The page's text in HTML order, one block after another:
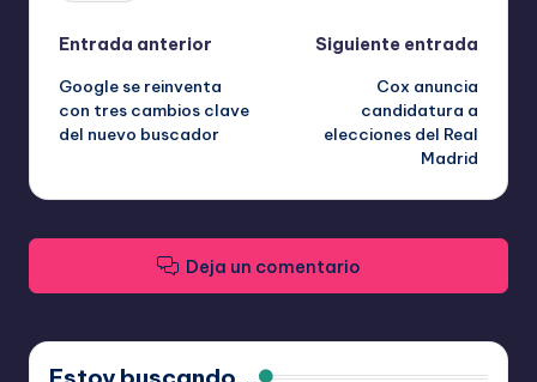
suplemento
hidratante
y
de
Navegación
de
entradas
Entrada anterior
Google se reinventa
con tres cambios clave
del nuevo buscador
Siguiente entrada
Cox anuncia
candidatura a
elecciones del Real
Madrid
Deja un comentario